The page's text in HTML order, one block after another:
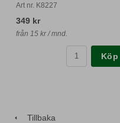
Art nr. K8227
349 kr
från 15 kr / mnd.
Köp
Tillbaka